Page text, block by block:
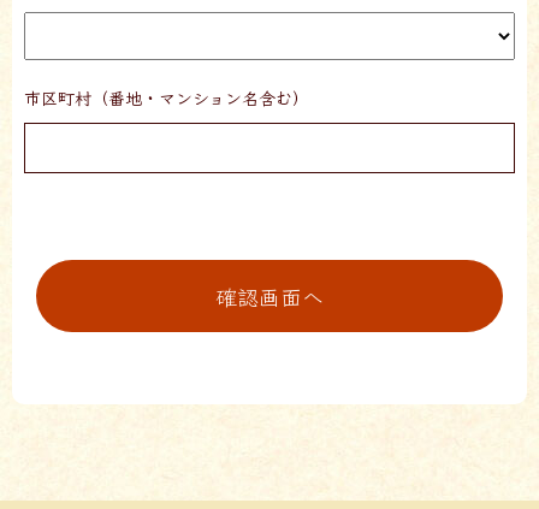
市区町村（番地・マンション名含む）